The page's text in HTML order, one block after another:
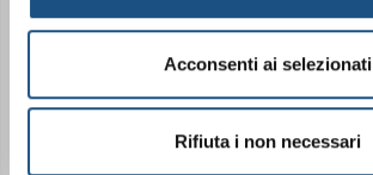
Acconsenti ai selezionati
Rifiuta i non necessari